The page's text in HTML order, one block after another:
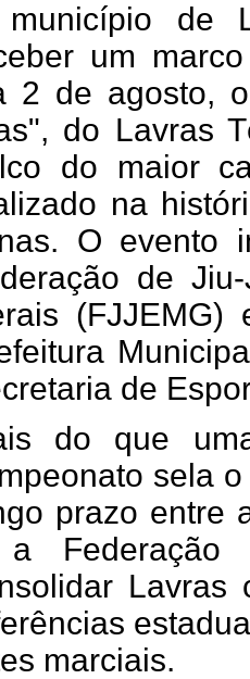
de
um
2 de agosto,
do Lavras
do maior
na
O evento
de
de
do que
sela
prazo entre
Federação
Lavras
marciais.